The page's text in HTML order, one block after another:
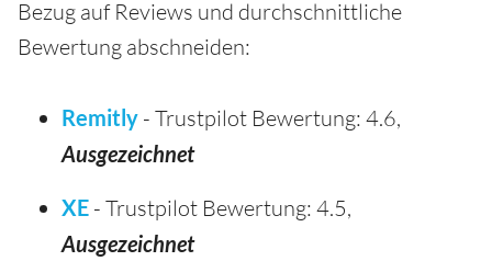
Bezug auf Reviews und durchschnittliche
Bewertung abschneiden:
Remitly - Trustpilot Bewertung: 4.6,
Ausgezeichnet
XE - Trustpilot Bewertung: 4.5,
Ausgezeichnet